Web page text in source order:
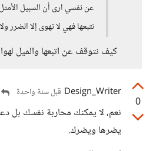
عن نفسي ارى أن السبيل
نتبعها فهي لا تهوى إلا الضرر
كيف نتوقف عن اتبعها والميل
0
Design_Writer قبل سنة واحدة
نعم، لا يمكنك محاربة نفسك بل
يضرها ويضرك.